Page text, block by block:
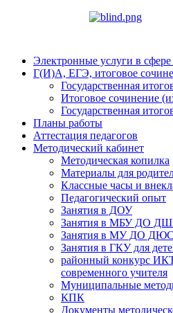
Электронные услуги в сфере
Г(И)А, ЕГЭ, итоговое
Государственная
Итоговое сочинение
Государственная
Планы работы
Аттестация педагогов
Методический кабинет
Методическая копилка
Материалы для
Классные часы и
Педагогический опыт
Занятия в ДОУ
Занятия в МБУ ДО
Занятия в МУ ДО
Занятия в ГКУ для
районный конкурс
современного учителя
Муниципальные
КПК
Документы